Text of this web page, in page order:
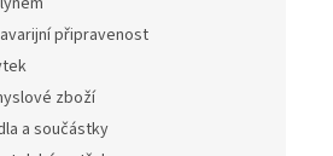
připravenost
zboží
a součástky